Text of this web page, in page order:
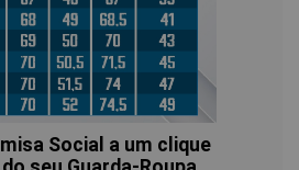
Social a um clique